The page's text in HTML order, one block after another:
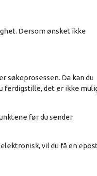
Dersom ønsket ikke
søkeprosessen. Da kan du
ferdigstille, det er ikke
før du sender
vil du få en